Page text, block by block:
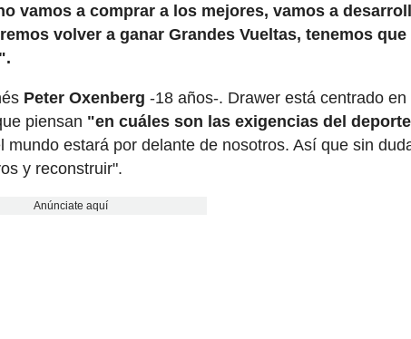
vamos a comprar a los mejores, vamos a
volver a ganar Grandes Vueltas, tenemos que
Peter Oxenberg -18 años-. Drawer está centrado en
piensan "en cuáles son las exigencias del
estará por delante de nosotros. Así que sin
y reconstruir".
Anúnciate aquí